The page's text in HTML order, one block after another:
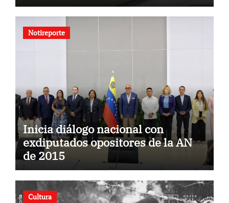
Notireporte
Inicia diálogo nacional con
exdiputados opositores de la AN
de 2015
Cultura